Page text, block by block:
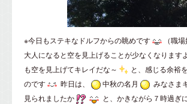
※今日もステキなドルフからの眺めです （職
大人になると空を見上げることが少なくなります
も空を見上げてキレイだな～
と、感じる余裕
のです
昨日は、 中秋の名月
みなさま
見られましたか
と、かきながら７時過ぎ